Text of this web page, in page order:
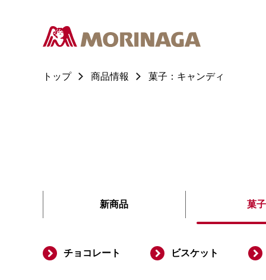
トップ 商品情報 菓子：キャンディ
新商品 菓子
チョコレート ビスケット